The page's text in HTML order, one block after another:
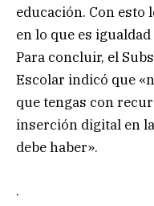
educación. Con esto
en lo que es
Para concluir, el
Escolar indicó que
que tengas con
inserción digital en
debe haber».
.